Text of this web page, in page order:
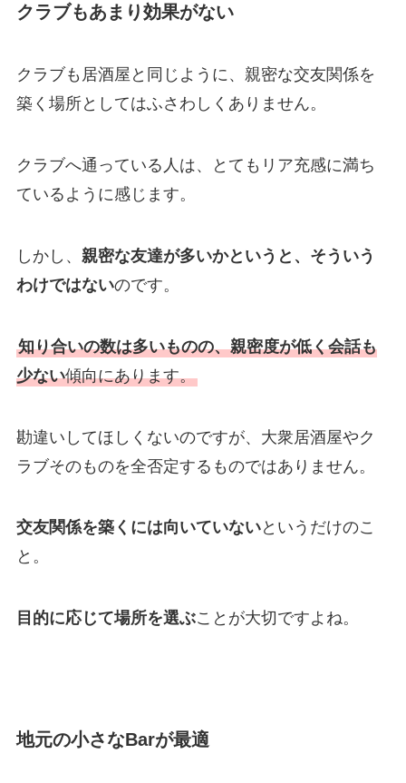
クラブもあまり効果がない
クラブも居酒屋と同じように、親密な交友関係を
築く場所としてはふさわしくありません。
クラブへ通っている人は、とてもリア充感に満ち
ているように感じます。
しかし、 親密な友達が多いかというと、そういう
わけではないのです。
知り合いの数は多いものの、親密度が低く会話も
少ない傾向にあります。
勘違いしてほしくないのですが、大衆居酒屋やク
ラブそのものを全否定するものではありません。
交友関係を築くには向いていないというだけのこ
と。
目的に応じて場所を選ぶことが大切ですよね。
地元の小さなBarが最適